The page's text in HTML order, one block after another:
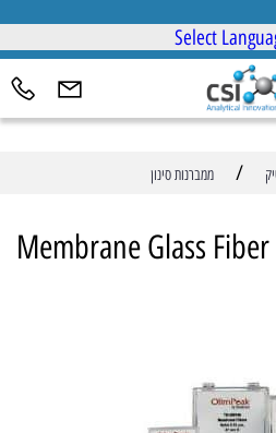
Select
/ ממברנות סינון
Membrane Glass